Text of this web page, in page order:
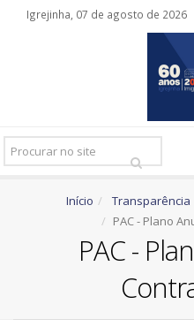
Igrejinha, 07 de agosto de 2026
Pesquisar
Ir
Início Transparência
PAC - Plano
PAC -